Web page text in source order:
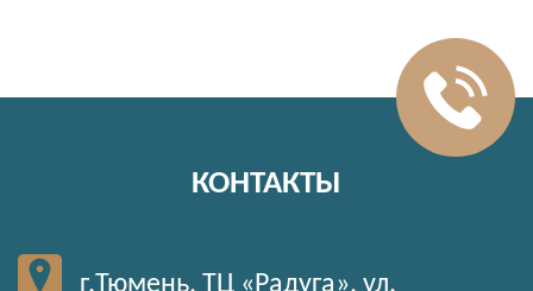
КОНТАКТЫ
г.Тюмень, ТЦ «Радуга», ул.